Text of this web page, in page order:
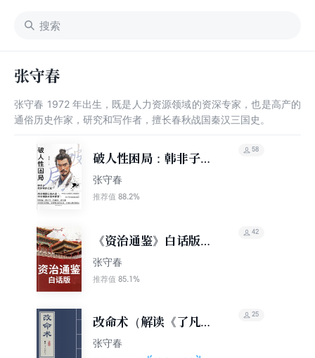
张守春
张守春 1972 年出生，既是人力资源领域的资深专家，也是高产的
通俗历史作家，研究和写作者，擅长春秋战国秦汉三国史。
破人性困局：韩非子教
你博弈之道
张守春
推荐值 88.2%
58
《资治通鉴》白话版
（战国到三国5册）
张守春
推荐值 85.1%
42
改命术（解读《了凡四
训》）
张守春
25